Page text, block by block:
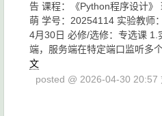
告 课程：《Python程序设计
萌 学号：20254114 实验教师
4月30日 必修/选修：专选课 1.
端，服务端在特定端口监听多
文
posted @ 2026-04-30 20:57